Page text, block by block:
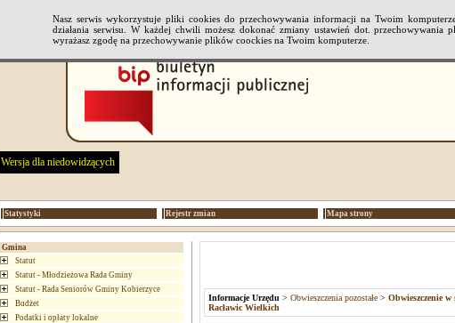
Nasz serwis wykorzystuje pliki cookies do przechowywania informacji na Twoim
działania serwisu. W każdej chwili możesz dokonać zmiany ustawień dot. przechowywania
wyrażasz zgodę na przechowywanie plików coockies na Twoim komputerze.
Wersja dla niedowidzących
Statystyki Rejestr zmian Mapa strony
Gmina
Statut
Statut - Młodzieżowa Rada Gminy
Statut - Rada Seniorów Gminy Kobierzyce
Budżet
Podatki i opłaty lokalne
Informacje Urzędu > Obwieszczenia pozostałe> Obwieszczenie
Racławic Wielkich